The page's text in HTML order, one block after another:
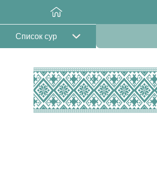
Список сур